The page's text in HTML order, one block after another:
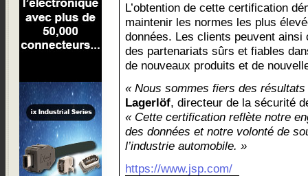
L’obtention de cette certification
maintenir les normes les plus
données. Les clients peuvent
des partenariats sûrs et fiables
de nouveaux produits et de
« Nous sommes fiers des résultats
Lagerlöf, directeur de la sécurité
« Cette certification reflète notre
des données et notre volonté de
l’industrie automobile. »
https://www.jsp.com/